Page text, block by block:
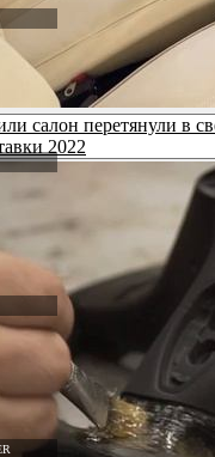
салон перетянули в
2022